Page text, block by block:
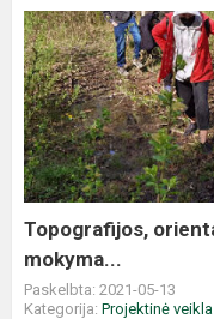
Topografijos,
mokyma...
Paskelbta: 2021-05-13
Kategorija: Projektinė veikla